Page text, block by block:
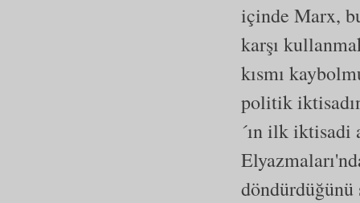
içinde Marx,
karşı
kısmı
politik
´ın ilk iktisadi